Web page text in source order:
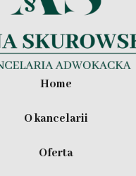
Home
O kancelarii
Oferta